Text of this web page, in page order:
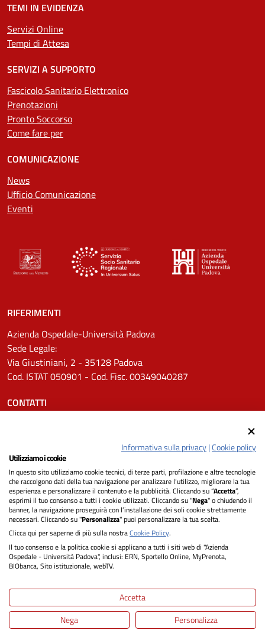
TEMI IN EVIDENZA
Servizi Online
Tempi di Attesa
SERVIZI A SUPPORTO
Fascicolo Sanitario Elettronico
Prenotazioni
Pronto Soccorso
Come fare per
COMUNICAZIONE
News
Ufficio Comunicazione
Eventi
RIFERIMENTI
Azienda Ospedale-Università Padova
Sede Legale:
Via Giustiniani, 2 - 35128 Padova
Cod. ISTAT 050901 - Cod. Fisc. 00349040287
CONTATTI
Pec: protocollo.aopd@pecveneto.it
SEGUICI SU
Privacy
Dichiarazione di Accessibilità
Mappa del sito
Informativa sulla privacy|Cookie policy
Utilizziamo i cookie
In questo sito utilizziamo cookie tecnici, di terze parti, profilazione e altre tecnologie
che raccolgono dati della tua navigazione per analizzare l’utilizzo, migliorare la tua
esperienza e personalizzare il contenuto e la pubblicità. Cliccando su “Accetta”,
esprimi il tuo consenso a tutti i cookie utilizzati. Cliccando su "Nega" o chiudendo il
banner, la navigazione proseguirà con l’installazione dei soli cookie strettamente
necessari. Cliccando su "Personalizza" puoi personalizzare la tua scelta.
Clicca qui per saperne di più sulla nostraCookie Policy.
Il tuo consenso e la politica cookie si applicano a tutti i siti web di "Azienda
Ospedale - Università Padova", inclusi: ERN, Sportello Online, MyPrenota,
BIObanca, Sito istituzionale, webTV.
Accetta
Nega
Personalizza